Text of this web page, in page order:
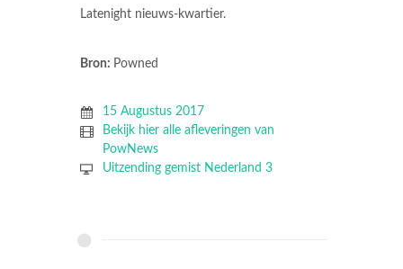
Latenight nieuws-kwartier.
Bron: Powned
15 Augustus 2017
Bekijk hier alle afleveringen van
PowNews
Uitzending gemist Nederland 3